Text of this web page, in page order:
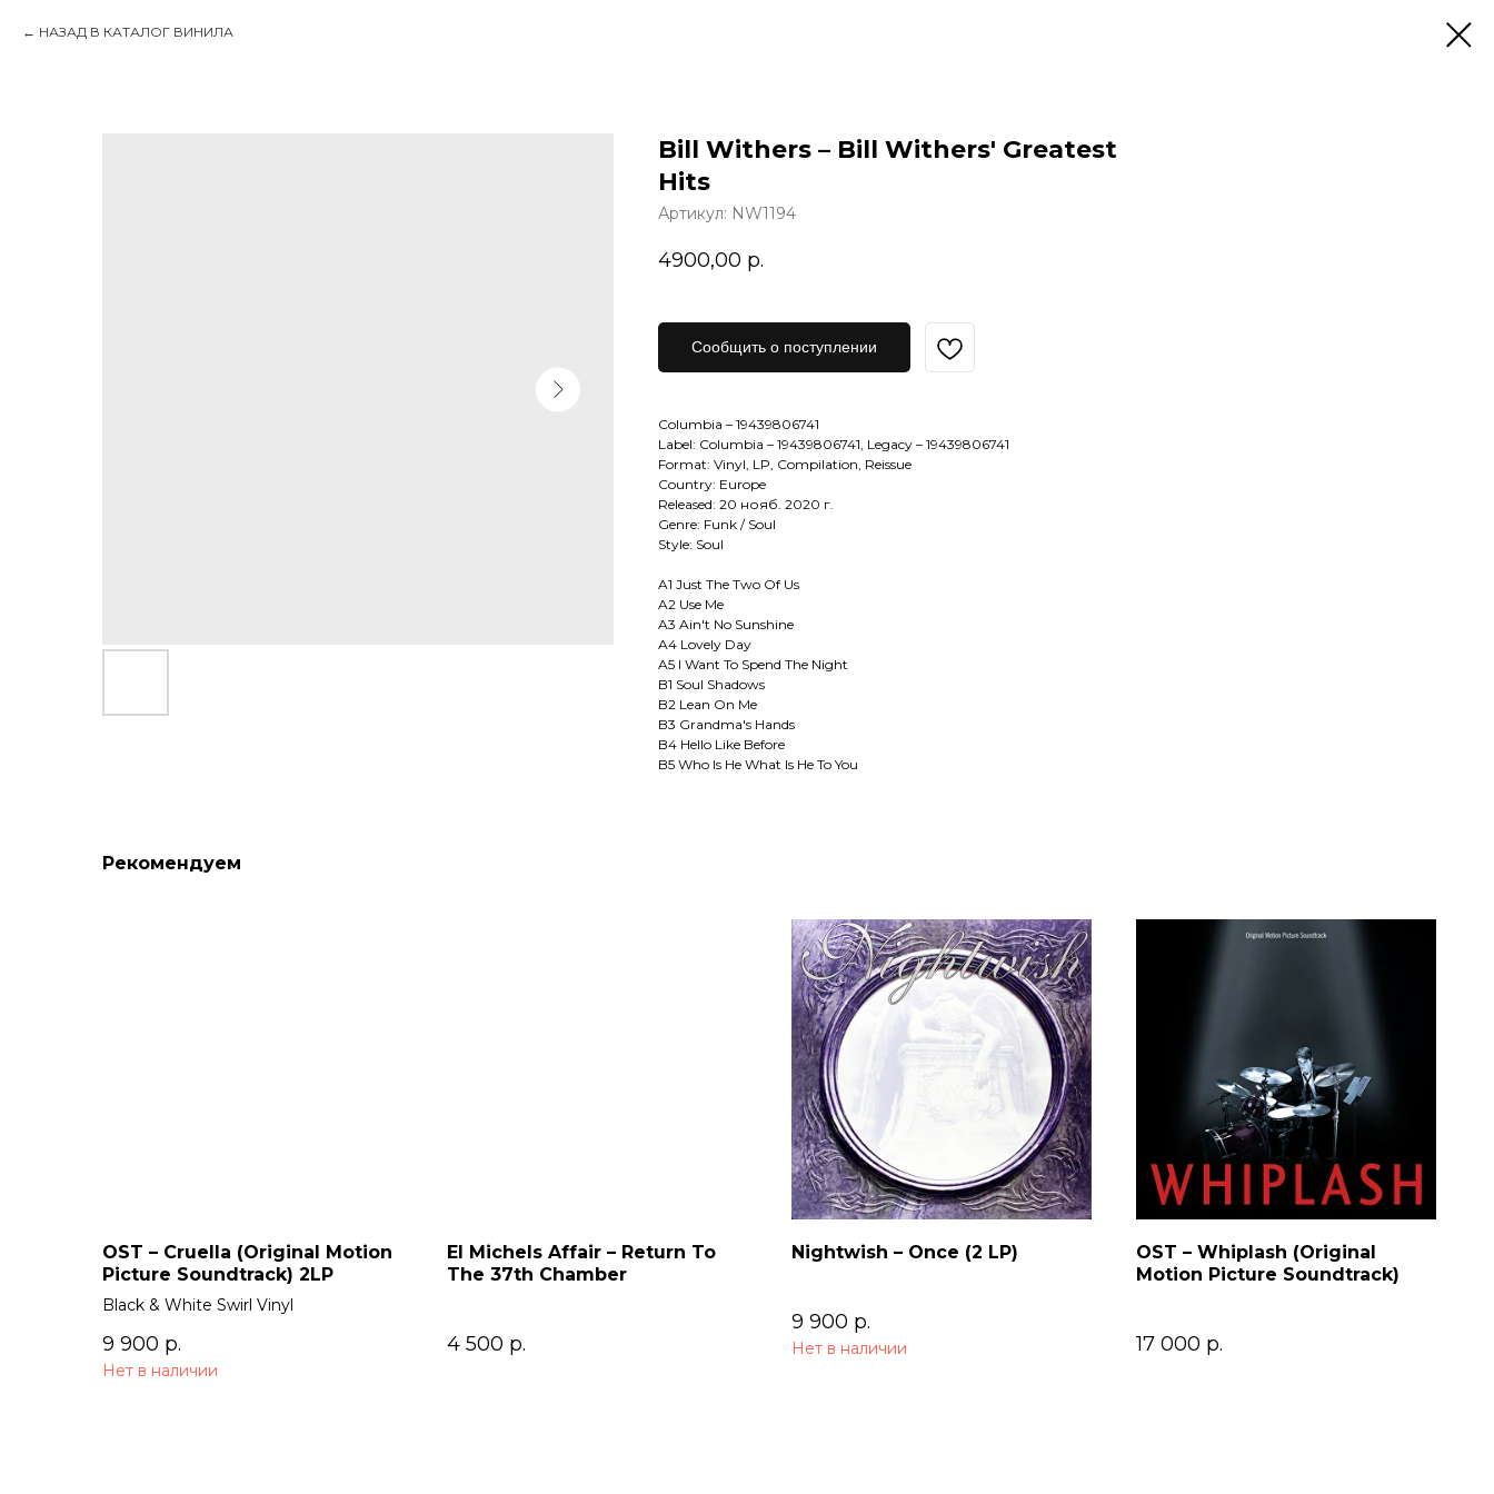
НАЗАД В КАТАЛОГ ВИНИЛА
Bill Withers – Bill Withers' Greatest
Hits
Артикул: NW1194
4900,00 р.
Сообщить о поступлении
Columbia – 19439806741
Label: Columbia – 19439806741, Legacy – 19439806741
Format: Vinyl, LP, Compilation, Reissue
Country: Europe
Released: 20 нояб. 2020 г.
Genre: Funk / Soul
Style: Soul
A1 Just The Two Of Us
A2 Use Me
A3 Ain't No Sunshine
A4 Lovely Day
A5 I Want To Spend The Night
B1 Soul Shadows
B2 Lean On Me
B3 Grandma's Hands
B4 Hello Like Before
B5 Who Is He What Is He To You
Рекомендуем
OST – Cruella (Original Motion
Picture Soundtrack) 2LP
Black & White Swirl Vinyl
9 900 р.
Нет в наличии
El Michels Affair – Return To
The 37th Chamber
4 500 р.
Nightwish – Once (2 LP)
9 900 р.
Нет в наличии
OST – Whiplash (Original
Motion Picture Soundtrack)
17 000 р.